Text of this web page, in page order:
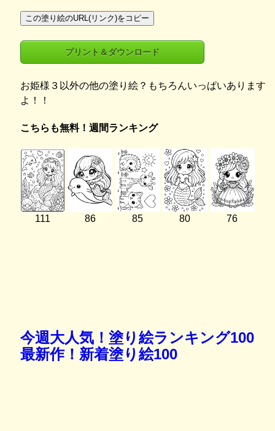
この塗り絵のURL(リンク)をコピー
プリント＆ダウンロード
お姫様３以外の他の塗り絵？もちろんいっぱいあります
よ！！
こちらも無料！週間ランキング
111 86 85 80 76
今週大人気！塗り絵ランキング100
最新作！新着塗り絵100